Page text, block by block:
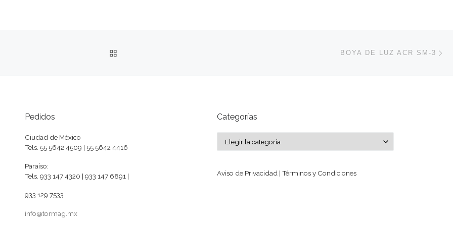
BOYA DE LUZ ACR SM-3
Pedidos
Ciudad de México
Tels. 55 5642 4509 | 55 5642 4416
Paraíso:
Tels. 933 147 4320 | 933 147 6891 |
933 129 7533
info@tormag.mx
Categorías
Aviso de Privacidad | Términos y Condiciones